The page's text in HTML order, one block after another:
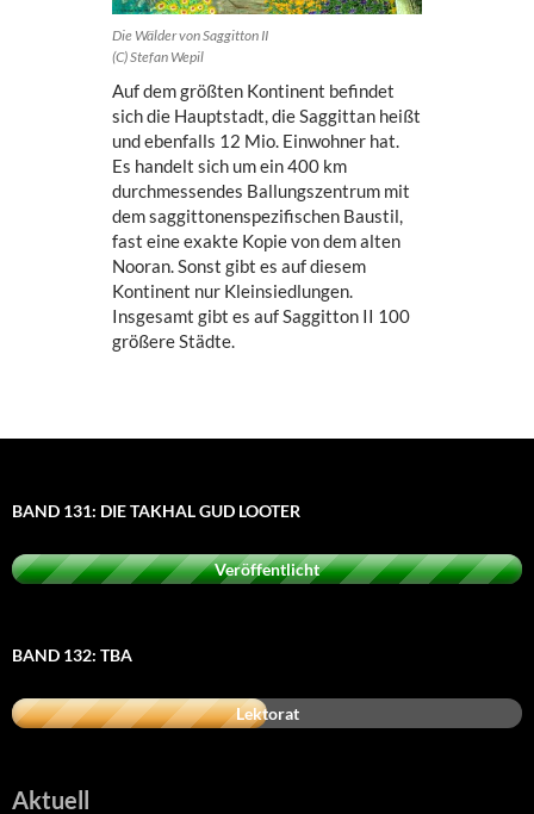
Die Wälder von Saggitton II
(C) Stefan Wepil
Auf dem größten Kontinent befindet
sich die Hauptstadt, die Saggittan heißt
und ebenfalls 12 Mio. Einwohner hat.
Es handelt sich um ein 400 km
durchmessendes Ballungszentrum mit
dem saggittonenspezifischen Baustil,
fast eine exakte Kopie von dem alten
Nooran. Sonst gibt es auf diesem
Kontinent nur Kleinsiedlungen.
Insgesamt gibt es auf Saggitton II 100
größere Städte.
BAND 131: DIE TAKHAL GUD LOOTER
Veröffentlicht
BAND 132: TBA
Lektorat
Aktuell